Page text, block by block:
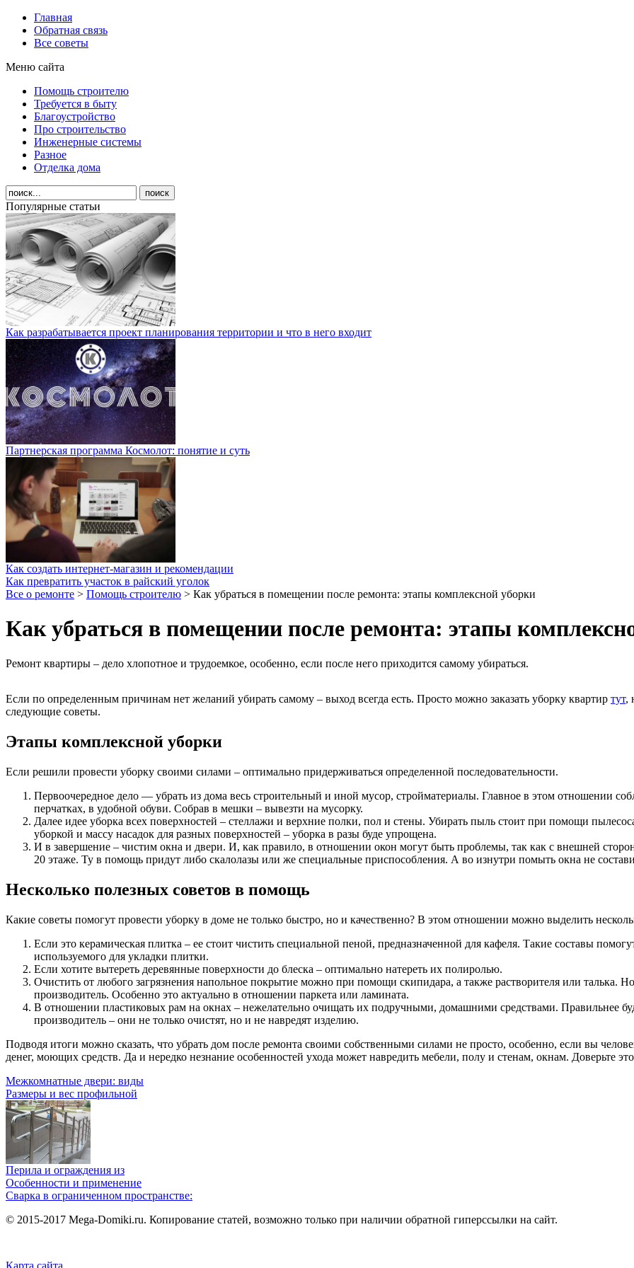
Главная
Обратная связь
Все советы
Меню сайта
Помощь строителю
Требуется в быту
Благоустройство
Про строительство
Инженерные системы
Разное
Отделка дома
Популярные статьи
Как разрабатывается проект планирования территории и что в него входит
Партнерская программа Космолот: понятие и суть
Как создать интернет-магазин и рекомендации
Как превратить участок в райский уголок
Все о ремонте > Помощь строителю > Как убраться в помещении после ремонта: этапы комплексной уборки
Как убраться в помещении после ремонта: этапы
Ремонт квартиры – дело хлопотное и трудоемкое, особенно, если после него приходится самому убираться.
Если по определенным причинам нет желаний убирать самому – выход всегда есть. Просто можно заказать уборку квартир тут,
следующие советы.
Этапы комплексной уборки
Если решили провести уборку своими силами – оптимально придерживаться определенной последовательности.
Первоочередное дело — убрать из дома весь строительный и иной мусор, стройматериалы. Главное в этом отношении
перчатках, в удобной обуви. Собрав в мешки – вывезти на мусорку.
Далее идее уборка всех поверхностей – стеллажи и верхние полки, пол и стены. Убирать пыль стоит при помощи
уборкой и массу насадок для разных поверхностей – уборка в разы буде упрощена.
И в завершение – чистим окна и двери. И, как правило, в отношении окон могут быть проблемы, так как с внешней
20 этаже. Ту в помощь придут либо скалолазы или же специальные приспособления. А во изнутри помыть окна не
Несколько полезных советов в помощь
Какие советы помогут провести уборку в доме не только быстро, но и качественно? В этом отношении можно выделить
Если это керамическая плитка – ее стоит чистить специальной пеной, предназначенной для кафеля. Такие составы
используемого для укладки плитки.
Если хотите вытереть деревянные поверхности до блеска – оптимально натереть их полиролью.
Очистить от любого загрязнения напольное покрытие можно при помощи скипидара, а также растворителя или талька. Но
производитель. Особенно это актуально в отношении паркета или ламината.
В отношении пластиковых рам на окнах – нежелательно очищать их подручными, домашними средствами. Правильнее
производитель – они не только очистят, но и не навредят изделию.
Подводя итоги можно сказать, что убрать дом после ремонта своими собственными силами не просто, особенно, если вы
денег, моющих средств. Да и нередко незнание особенностей ухода может навредить мебели, полу и стенам, окнам. Доверьте
Межкомнатные двери: виды
Размеры и вес профильной
Перила и ограждения из
Особенности и применение
Сварка в ограниченном пространстве:
© 2015-2017 Mega-Domiki.ru. Копирование статей, возможно только при наличии обратной гиперссылки на сайт.
Карта сайта